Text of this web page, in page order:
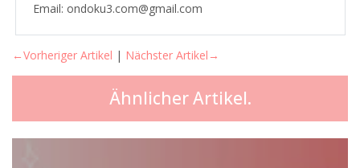
Email: ondoku3.com@gmail.com
←Vorheriger Artikel | Nächster Artikel→
Ähnlicher Artikel.